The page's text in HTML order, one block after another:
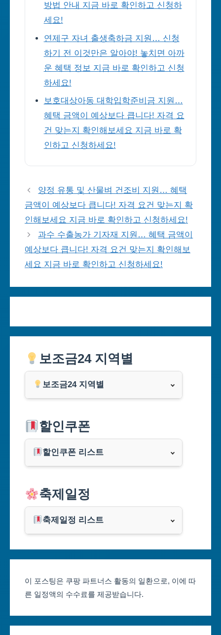
방법 안내 지금 바로 확인하고 신청하
세요!
연제구 자녀 출생축하금 지원… 신청
하기 전 이것만은 알아야! 놓치면 아까
운 혜택 정보 지금 바로 확인하고 신청
하세요!
보호대상아동 대학입학준비금 지원…
혜택 금액이 예상보다 큽니다! 자격 요
건 맞는지 확인해보세요 지금 바로 확
인하고 신청하세요!
양정 유통 및 산물벼 건조비 지원… 혜택
금액이 예상보다 큽니다! 자격 요건 맞는지 확
인해보세요 지금 바로 확인하고 신청하세요!
과수 수출농가 기자재 지원… 혜택 금액이
예상보다 큽니다! 자격 요건 맞는지 확인해보
세요 지금 바로 확인하고 신청하세요!
보조금24 지역별
보조금24 지역별
부산광역시
대구광역시
인천광역시
광주광역시
대전광역시
할인쿠폰
할인쿠폰 리스트
쿠팡
클룩
축제일정
축제일정 리스트
대구축제 일정
인천축제 일정
이 포스팅은 쿠팡 파트너스 활동의 일환으로, 이에 따
른 일정액의 수수료를 제공받습니다.